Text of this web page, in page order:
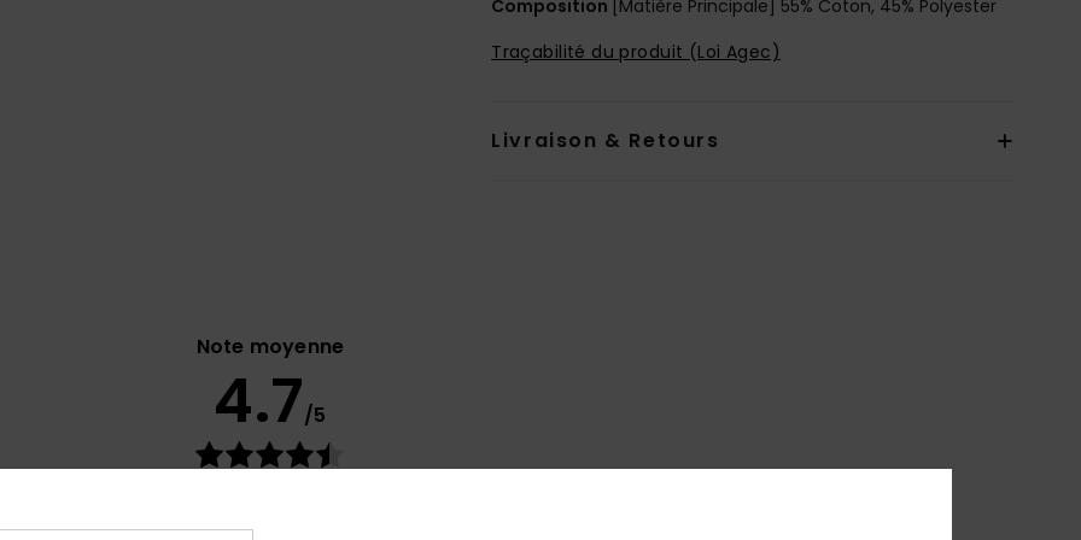
Composition [Matière Principale] 55% Coton, 45% Polyester
Traçabilité du produit (Loi Agec)
Livraison & Retours
Note moyenne
4.7/5